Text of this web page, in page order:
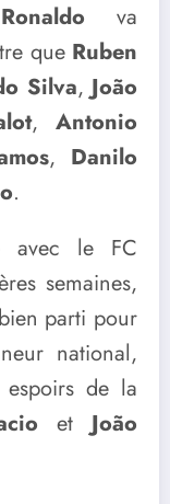
va
que Ruben
Silva,João
, Antonio
, Danilo
.
avec le FC
semaines,
parti pour
national,
de la
etJoão